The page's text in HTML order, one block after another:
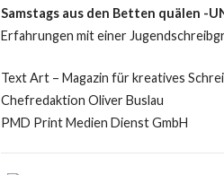
Samstags aus den Betten quälen -
Erfahrungen mit einer
Text Art – Magazin für kreatives
Chefredaktion Oliver Buslau
PMD Print Medien Dienst GmbH